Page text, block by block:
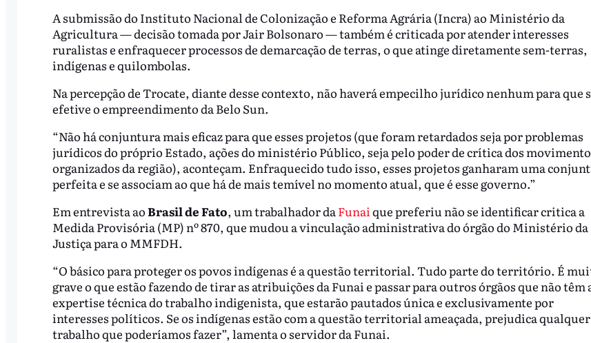
A submissão do Instituto Nacional de Colonização e Reforma Agrária (Incra) ao Ministério da
Agricultura — decisão tomada por Jair Bolsonaro — também é criticada por atender interesses
ruralistas e enfraquecer processos de demarcação de terras, o que atinge diretamente sem-terras,
indígenas e quilombolas.
Na percepção de Trocate, diante desse contexto, não haverá empecilho jurídico nenhum para que
efetive o empreendimento da Belo Sun.
“Não há conjuntura mais eficaz para que esses projetos (que foram retardados seja por problemas
jurídicos do próprio Estado, ações do ministério Público, seja pelo poder de crítica dos
organizados da região), aconteçam. Enfraquecido tudo isso, esses projetos ganharam uma
perfeita e se associam ao que há de mais temível no momento atual, que é esse governo.”
Em entrevista aoBrasil de Fato, um trabalhador daFunaique preferiu não se identificar critica a
Medida Provisória (MP) nº 870, que mudou a vinculação administrativa do órgão do Ministério da
Justiça para o MMFDH.
“O básico para proteger os povos indígenas é a questão territorial. Tudo parte do território. É
grave o que estão fazendo de tirar as atribuições da Funai e passar para outros órgãos que não têm
expertise técnica do trabalho indigenista, que estarão pautados única e exclusivamente por
interesses políticos. Se os indígenas estão com a questão territorial ameaçada, prejudica qualquer
trabalho que poderíamos fazer”, lamenta o servidor da Funai.